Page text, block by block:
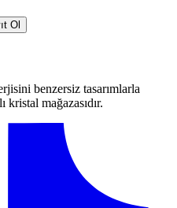
Ol
benzersiz tasarımlarla
mağazasıdır.